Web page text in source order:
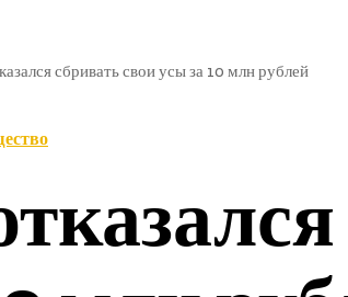
сбривать свои усы за 10 млн рублей